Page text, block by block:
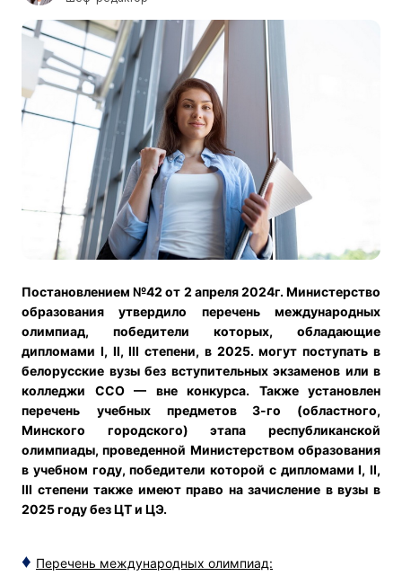
Постановлением №42 от 2 апреля 2024г. Министерство
образования утвердило перечень международных
олимпиад, победители которых, обладающие
дипломами I, II, III степени, в 2025. могут поступать в
белорусские вузы без вступительных экзаменов или в
колледжи ССО — вне конкурса. Также установлен
перечень
учебных предметов 3-го (областного,
Минского городского) этапа республиканской
олимпиады, проведенной Министерством образования
в учебном году, победители которой с дипломами I, II,
III степени также имеют право на зачисление в вузы в
2025 году без ЦТ и ЦЭ.
♦ Перечень международных олимпиад: